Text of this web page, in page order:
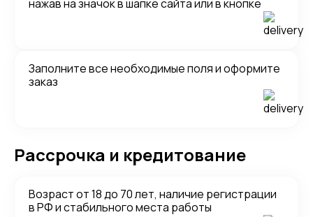
нажав на значок в шапке сайта или в кнопке
Заполните все необходимые поля и оформите
заказ
Рассрочка и кредитование
Возраст от 18 до 70 лет, наличие регистрации
в РФ и стабильного места работы